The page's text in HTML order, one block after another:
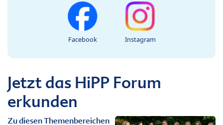
Facebook Instagram
Jetzt das HiPP Forum
erkunden
Zu diesen Themenbereichen